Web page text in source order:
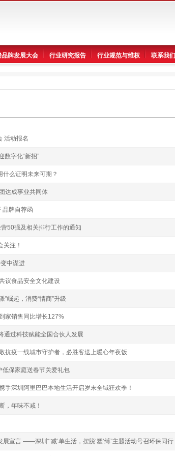
品牌发展大会 行业研究报告 行业规范与维权 联系我们
活动报名
数字化“新招”
什么证明未来可期？
达成事业共同体
品牌自荐函
50强及相关排行工作的通知
关注！
中谋进
议食品安全文化建设
”崛起，消费“情商”升级
家销售同比增长127%
通过科技赋能全国合伙人发展
疫一线城市守护者，必胜客送上暖心年夜饭
保家庭送春节关爱礼包
手深圳阿里巴巴本地生活开启岁末全域狂欢季！
，年味不减！
展宣言 ——深圳“‘减’单生活，摆脱‘塑’缚”主题活动号召环保同行